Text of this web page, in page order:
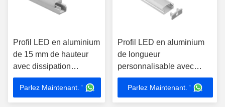
Profil LED en aluminium
de 15 mm de hauteur
avec dissipation
thermique pour bandes
LED de 12 mm
Parlez Maintenant. '
Profil LED en aluminium
de longueur
personnalisable avec
finition anodisée et options
de surface en poudre ou
brossée
Parlez Maintenant. '